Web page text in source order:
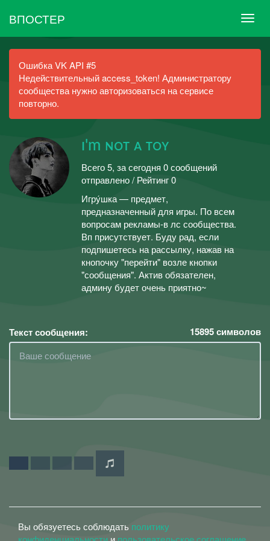
ВПОСТЕР
Ошибка VK API #5
Недействительный access_token! Администратору
сообщества нужно авторизоваться на сервисе
повторно.
ɪ'm ɴᴏᴛ ᴀ ᴛᴏʏ
Всего 5, за сегодня 0 сообщений
отправлено / Рейтинг 0
Игру́шка — предмет,
предназначенный для игры. По всем
вопросам рекламы-в лс сообщества.
Вп присутствует. Буду рад, если
подпишетесь на рассылку, нажав на
кнопочку "перейти" возле кнопки
"сообщения". Актив обязателен,
админу будет очень приятно~
Текст сообщения: 15895символов
Вы обязуетесь соблюдать политику